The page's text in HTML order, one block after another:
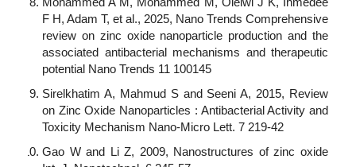
F H, Adam T, et al., 2025, Nano Trends Comprehensive
review on zinc oxide nanoparticle production and the
associated antibacterial mechanisms and therapeutic
potential Nano Trends 11 100145
Sirelkhatim A, Mahmud S and Seeni A, 2015, Review
on Zinc Oxide Nanoparticles : Antibacterial Activity and
Toxicity Mechanism Nano-Micro Lett. 7 219-42
Gao W and Li Z, 2009, Nanostructures of zinc oxide